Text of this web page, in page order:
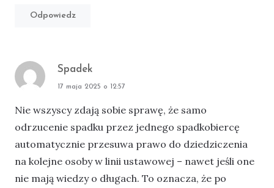
Odpowiedz
Spadek
17 maja 2025 o 12:57
Nie wszyscy zdają sobie sprawę, że samo
odrzucenie spadku przez jednego spadkobiercę
automatycznie przesuwa prawo do dziedziczenia
na kolejne osoby w linii ustawowej – nawet jeśli one
nie mają wiedzy o długach. To oznacza, że po